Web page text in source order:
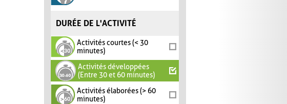
DURÉE DE L'ACTIVITÉ
Activités courtes (< 30
minutes)
Activités développées
(Entre 30 et 60 minutes)
Activités élaborées (> 60
minutes)